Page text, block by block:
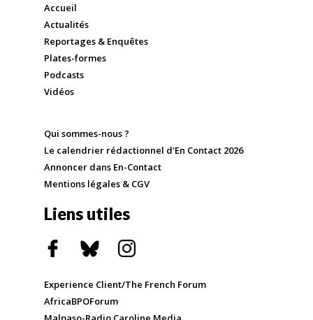
Accueil
Actualités
Reportages & Enquêtes
Plates-formes
Podcasts
Vidéos
Qui sommes-nous ?
Le calendrier rédactionnel d'En Contact 2026
Annoncer dans En-Contact
Mentions légales & CGV
Liens utiles
Experience Client/The French Forum
AfricaBPOForum